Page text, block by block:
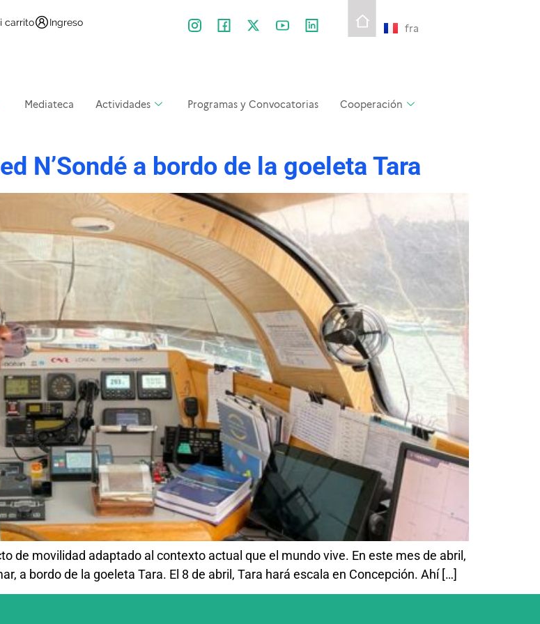
carrito Ingreso fra
Mediateca Actividades Programas y Convocatorias Cooperación
N’Sondé a bordo de la goeleta Tara
de movilidad adaptado al contexto actual que el mundo vive. En este mes de abril,
a bordo de la goeleta Tara. El 8 de abril, Tara hará escala en Concepción. Ahí […]